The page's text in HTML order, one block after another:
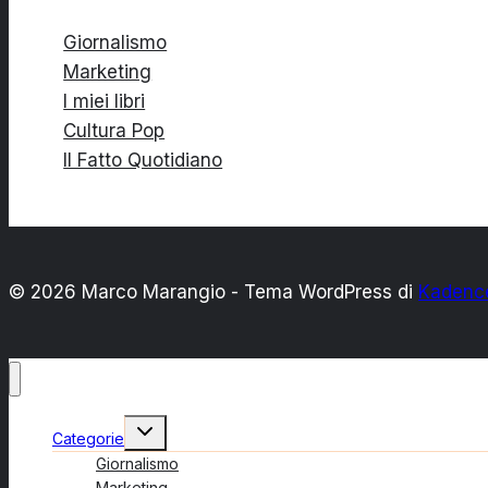
Giornalismo
Marketing
I miei libri
Cultura Pop
Il Fatto Quotidiano
© 2026 Marco Marangio - Tema WordPress di
Categorie
Alterna
figlio
Giornalismo